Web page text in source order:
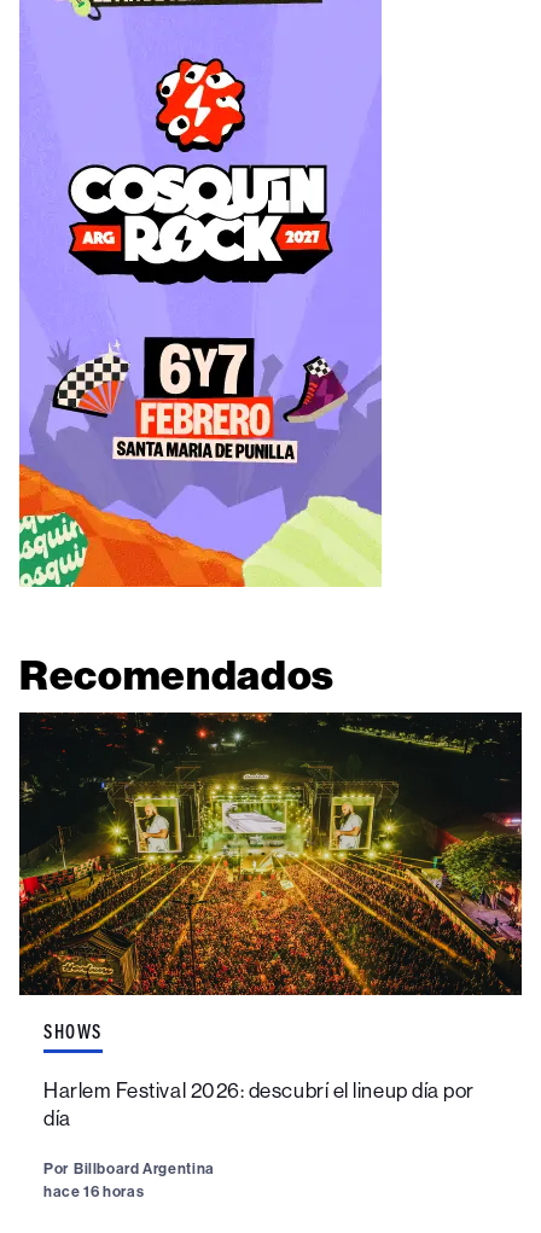
Recomendados
SHOWS
Harlem Festival 2026: descubrí el lineup día por
día
Por Billboard Argentina
hace 16 horas